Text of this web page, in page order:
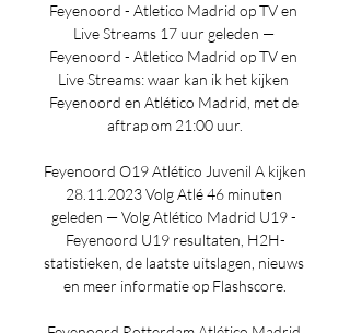
Feyenoord - Atletico Madrid op TV en
Live Streams 17 uur geleden —
Feyenoord - Atletico Madrid op TV en
Live Streams: waar kan ik het kijken
Feyenoord en Atlético Madrid, met de
aftrap om 21:00 uur.
Feyenoord O19 Atlético Juvenil A kijken
28.11.2023 Volg Atlé 46 minuten
geleden — Volg Atlético Madrid U19 -
Feyenoord U19 resultaten, H2H-
statistieken, de laatste uitslagen, nieuws
en meer informatie op Flashscore.